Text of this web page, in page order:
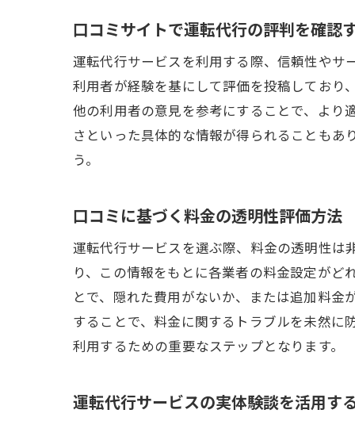
口コミサイトで運転代行の評判を確認
運転代行サービスを利用する際、信頼性やサ
利用者が経験を基にして評価を投稿しており
他の利用者の意見を参考にすることで、より
さといった具体的な情報が得られることも
う。
口コミに基づく料金の透明性評価方法
運転代行サービスを選ぶ際、料金の透明性は
り、この情報をもとに各業者の料金設定が
とで、隠れた費用がないか、または追加料
することで、料金に関するトラブルを未然
利用するための重要なステップとなります。
運転代行サービスの実体験談を活用す